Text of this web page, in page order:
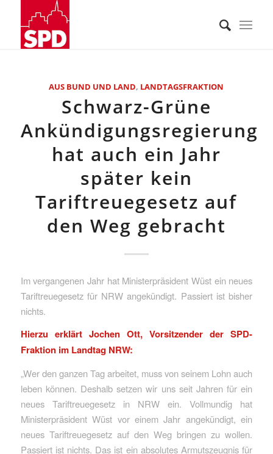
AUS BUND UND LAND, LANDTAGSFRAKTION
Schwarz-Grüne
Ankündigungsregierung
hat auch ein Jahr
später kein
Tariftreuegesetz auf
den Weg gebracht
Im vergangenen Jahr hat Ministerpräsident Wüst ein neues
Tariftreuegesetz für NRW angekündigt. Passiert ist bisher
nichts.
Hierzu erklärt Jochen Ott, Vorsitzender der SPD-
Fraktion im Landtag NRW:
„Wer den ganzen Tag arbeitet, muss von seinem Lohn auch
leben können. Deshalb setzen wir uns seit Jahren für ein
neues Tariftreuegesetz in NRW ein. Vollmundig hat
Ministerpräsident Wüst vor einem Jahr angekündigt, ein
neues Tariftreuegesetz auf den Weg bringen zu wollen.
Passiert ist nichts. Das ist ein absolutes Armutszeugnis für